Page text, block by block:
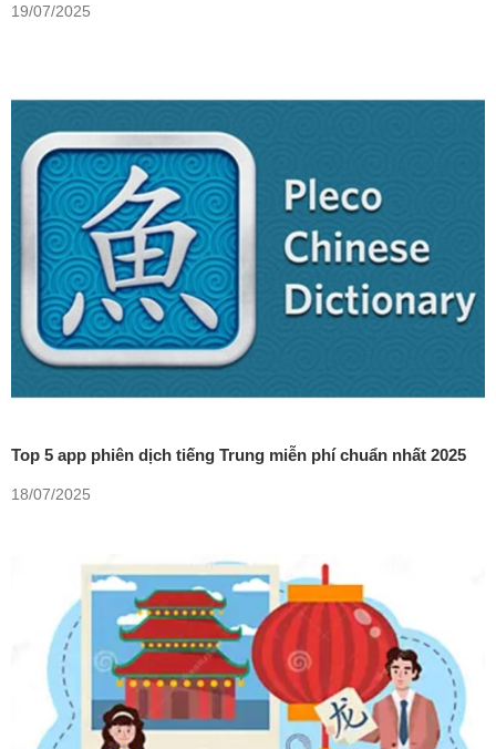
19/07/2025
Top 5 app phiên dịch tiếng Trung miễn phí chuẩn nhất 2025
18/07/2025